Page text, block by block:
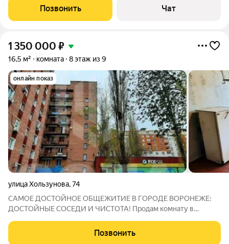
50 м, рядом мини-рынок, магазины, школа, садик.
Общественный транспорт во все
Позвонить Чат
1 350 000 ₽
16,5 м² комната 8 этаж из 9
онлайн показ
улица Хользунова,74
САМОЕ ДОСТОЙНОЕ ОБЩЕЖИТИЕ В ГОРОДЕ ВОРОНЕЖЕ:
ДОСТОЙНЫЕ СОСЕДИ И ЧИСТОТА! Продам комнату в
ремонта, окна деревянные. В комнате выполнена разводка для
подключения и установки стиральной машинки,
Позвонить